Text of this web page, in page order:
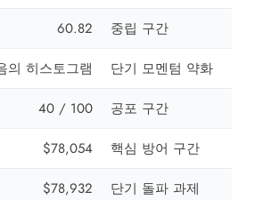
60.82 중립 구간
의 히스토그램 단기 모멘텀 약화
40 / 100 공포 구간
$78,054 핵심 방어 구간
$78,932 단기 돌파 과제